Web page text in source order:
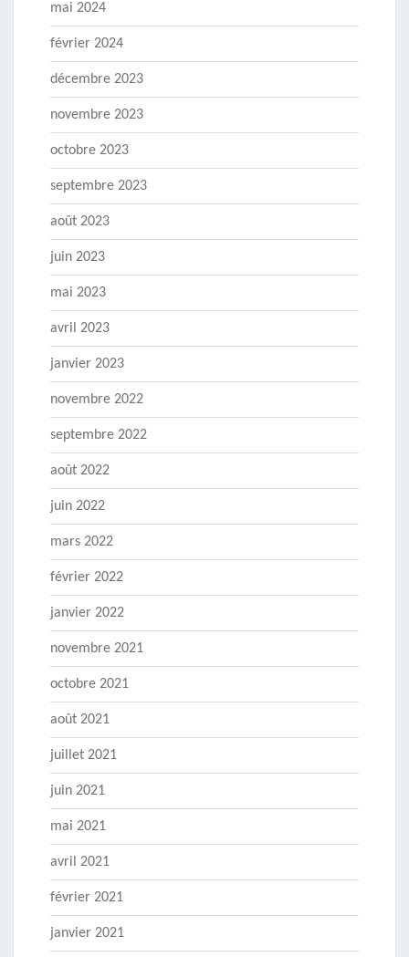
mai 2024
février 2024
décembre 2023
novembre 2023
octobre 2023
septembre 2023
août 2023
juin 2023
mai 2023
avril 2023
janvier 2023
novembre 2022
septembre 2022
août 2022
juin 2022
mars 2022
février 2022
janvier 2022
novembre 2021
octobre 2021
août 2021
juillet 2021
juin 2021
mai 2021
avril 2021
février 2021
janvier 2021